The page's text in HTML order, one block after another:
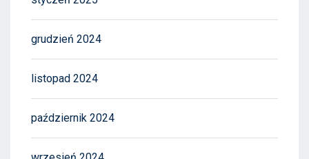
grudzień 2024
listopad 2024
październik 2024